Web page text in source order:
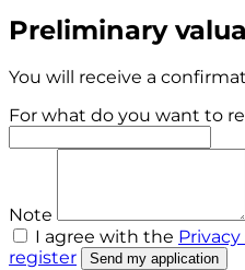
Preliminary
You will receive a
For what do you want to
Note
I agree with the
register
Send my application